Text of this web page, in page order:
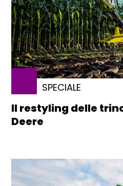
SPECIALE
Il restyling delle
Deere